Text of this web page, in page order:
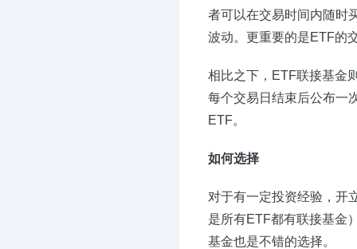
者可以在交易时间内随时
波动。更重要的是ETF的
相比之下，ETF联接基金
每个交易日结束后公布一
ETF。
如何选择
对于有一定投资经验，开
是所有ETF都有联接基金
基金也是不错的选择。